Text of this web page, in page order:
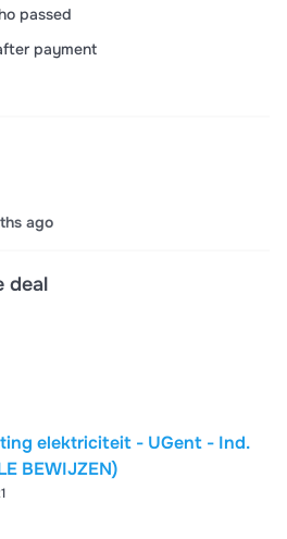
passed
payment
ago
deal
elektriciteit - UGent - Ind.
BEWIJZEN)